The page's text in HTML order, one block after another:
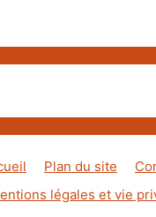
Plan du site
légales et vie